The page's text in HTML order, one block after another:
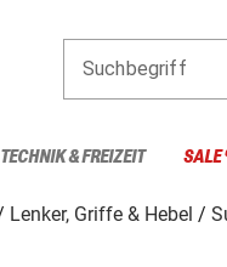
Suchbegriff
TECHNIK & FREIZEIT SALE
Lenker, Griffe & Hebel